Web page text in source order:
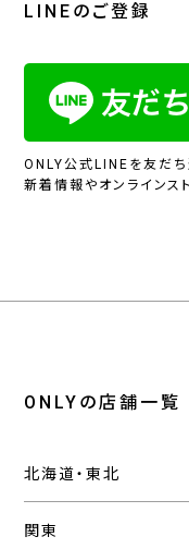
LINEのご登録
ONLY公式LINEを友だち
新着情報やオンラインス
ONLYの店舗一覧
北海道・東北
関東